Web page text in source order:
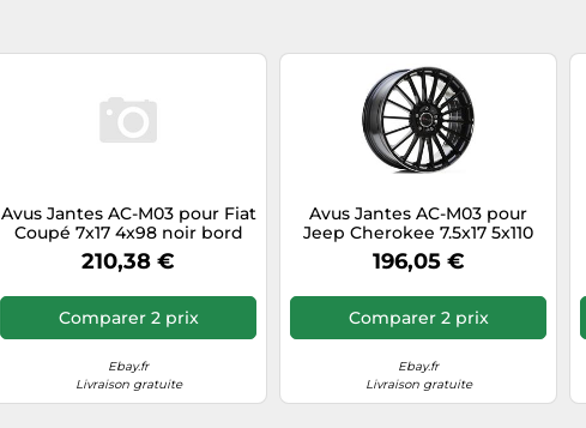
Avus Jantes AC-M03 pour Fiat
Coupé 7x17 4x98 noir bord
poli 9in
210,38 €
Comparer 2 prix
Ebay.fr
Livraison gratuite
Avus Jantes AC-M03 pour
Jeep Cherokee 7.5x17 5x110
Black Polished Lip AE0
196,05 €
Comparer 2 prix
Ebay.fr
Livraison gratuite